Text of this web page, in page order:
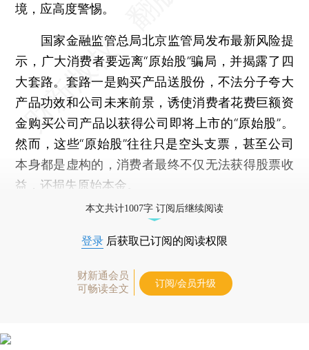
境，应高度警惕。
国家金融监管总局北京监管局发布最新风险提
示，广大消费者要远离“原始股”骗局，并揭露了四
大套路。 套路一是购买产品送股份 ，不法分子夸大
产品功效和公司未来前景，诱使消费者花费巨额资
金购买公司产品以获得公司即将上市的“原始股”。
然而，这些“原始股”往往只是空头支票，甚至公司
本身都是虚构的，消费者最终不仅无法获得股票收
益，还损失原始本金。
本文共计1007字 订阅后继续阅读
登录 后获取已订阅的阅读权限
财新通会员
可畅读全文
订阅/会员升级